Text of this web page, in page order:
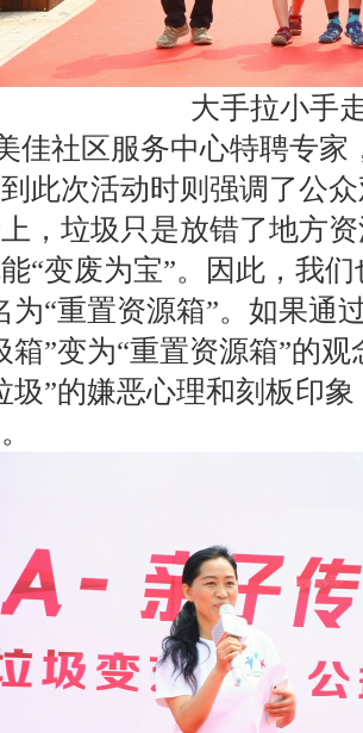
大手拉小手
社区服务中心特聘专家
此次活动时则强调了公
，垃圾只是放错了地方
“变废为宝”。因此，我
为“重置资源箱”。如果通
箱”变为“重置资源箱”的
圾”的嫌恶心理和刻板印